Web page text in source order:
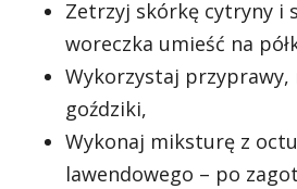
Zetrzyj skórkę cytryny i
woreczka umieść na
Wykorzystaj przyprawy,
goździki,
Wykonaj miksturę z
lawendowego – po